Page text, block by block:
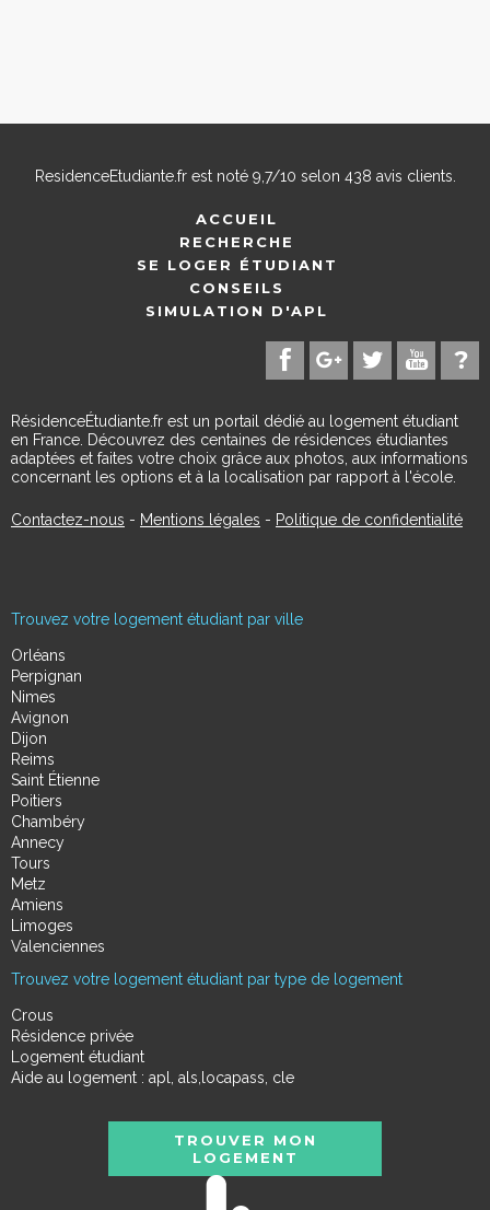
ResidenceEtudiante.frest noté 9,7/10 selon 438 avis clients.
ACCUEIL
RECHERCHE
SE LOGER ÉTUDIANT
CONSEILS
SIMULATION D'APL
RésidenceÉtudiante.fr est un portail dédié au logement étudiant
en France. Découvrez des centaines de résidences étudiantes
adaptées et faites votre choix grâce aux photos, aux informations
concernant les options et à la localisation par rapport à l'école.
Contactez-nous - Mentions légales - Politique de confidentialité
Trouvez votre logement étudiant par ville
Orléans
Perpignan
Nimes
Avignon
Dijon
Reims
Saint Étienne
Poitiers
Chambéry
Annecy
Tours
Metz
Amiens
Limoges
Valenciennes
Trouvez votre logement étudiant par type de logement
Crous
Résidence privée
Logement étudiant
Aide au logement : apl, als,locapass, cle
TROUVER MON
LOGEMENT